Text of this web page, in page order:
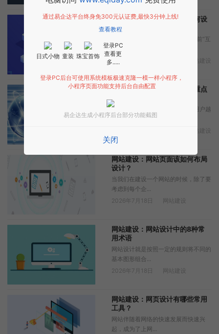
网站建设：网站产品页该如何设
计？
互联网是个创造奇迹的地方，目前“互
联网+”...
2026年7月18日
网站建设
网站建设：手机网站设计的重点
是什么？
互联网的高速发展，手机上网的用户越
来越多，手机...
网站建设
网站建设：网站页面该如何布局
设计？
当我们在建设一个网站的时候，除了要
考虑到每个企...
2026年7月18日
网站建设
网站建设：网站设计中的8种常
用术语
网站设计就是按照一定的规则将不同的
基本图形组合...
2026年7月18日
网站建设
网站建设：网页设计有哪些常用
工具？
网站伴随着网络的快速发展而快速兴
起，成为了上网...
通过易企达平台终身免300元认证费,最快3分钟上线!
查看教程
日式小物 童装 珠宝首饰
登录PC
查看更
多.....
登录PC后台可使用系统模板极速克隆一模一样小程序，
小程序页面功能支持后台自由配置
易企达生成小程序后台部分功能截图
关闭